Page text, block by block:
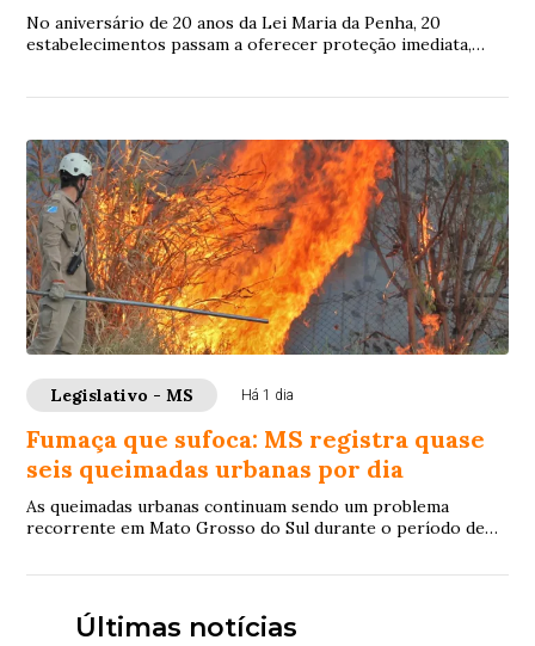
No aniversário de 20 anos da Lei Maria da Penha, 20
estabelecimentos passam a oferecer proteção imediata,
Legislativo - MS Há 1 dia
Fumaça que sufoca: MS registra quase
seis queimadas urbanas por dia
As queimadas urbanas continuam sendo um problema
recorrente em Mato Grosso do Sul durante o período de
Últimas notícias